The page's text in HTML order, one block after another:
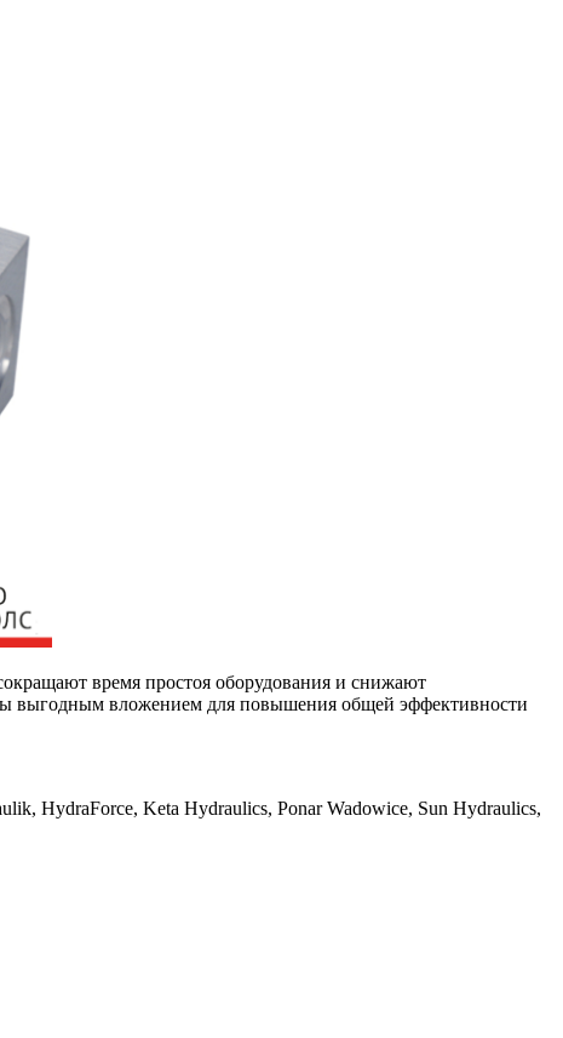
время простоя оборудования и снижают
выгодным вложением для повышения общей эффективности
HydraForce, Keta Hydraulics, Ponar Wadowice, Sun Hydraulics,